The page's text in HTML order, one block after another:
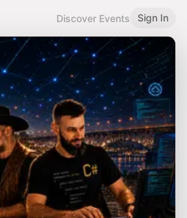
Discover Events Sign In